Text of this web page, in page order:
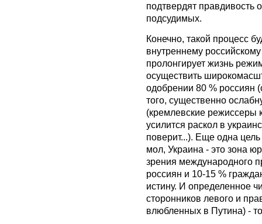
подтвердят правдивость
подсудимых.
Конечно, такой процесс
внутреннему
пролонгирует жизнь
осуществить
одобрении 80 % россиян
того, существенно
(кремлевские режиссеры
усилится раскол в
поверит...). Еще одна цель
мол, Украина - это зона
зрения международного
россиян и 10-15 %
истину. И определенное
сторонников левого и
влюбленных в Путина) -